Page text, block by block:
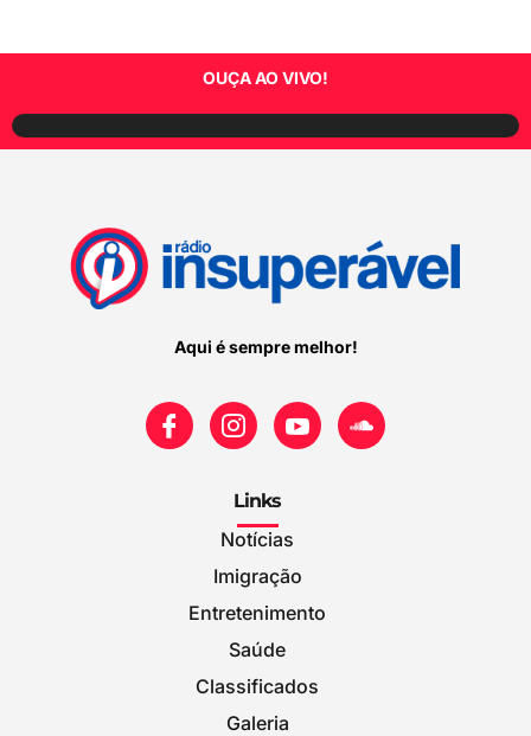
OUÇA AO VIVO!
Aqui é sempre melhor!
Links
Notícias
Imigração
Entretenimento
Saúde
Classificados
Galeria